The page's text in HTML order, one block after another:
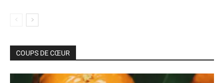
COUPS DE CŒUR